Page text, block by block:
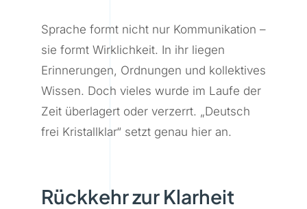
Sprache formt nicht nur Kommunikation –
sie formt Wirklichkeit. In ihr liegen
Erinnerungen, Ordnungen und kollektives
Wissen. Doch vieles wurde im Laufe der
Zeit überlagert oder verzerrt. „Deutsch
frei Kristallklar“ setzt genau hier an.
Rückkehr zur Klarheit